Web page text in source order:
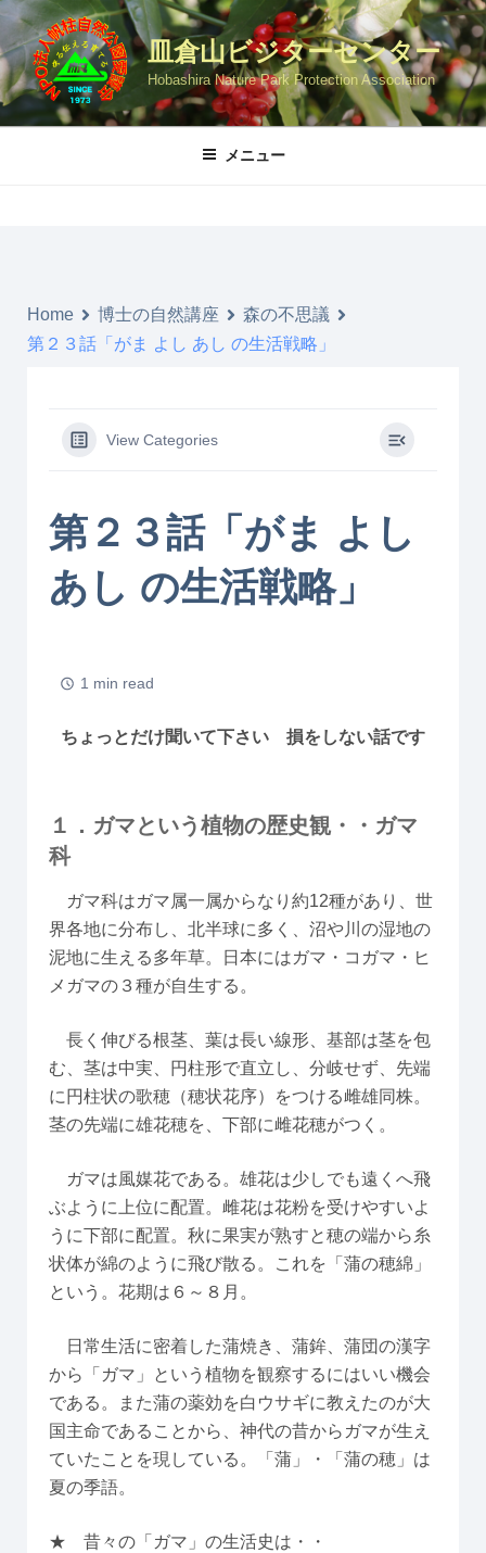
コ
テ
ン
皿倉山ビジターセンター
Hobashira Nature Park Protection Association
メニュー
Home 博士の自然講座
森の不思議
第２３話「がま よし あし の生活戦略」
View Categories
第２３話「がま よし
あし の生活戦略」
1 min read
ちょっとだけ聞いて下さい 損をしない話です
１．ガマという植物の歴史観・・ガマ
科
ガマ科はガマ属一属からなり約12種があり、世
界各地に分布し、北半球に多く、沼や川の湿地の
泥地に生える多年草。日本にはガマ・コガマ・ヒ
メガマの３種が自生する。
長く伸びる根茎、葉は長い線形、基部は茎を包
む、茎は中実、円柱形で直立し、分岐せず、先端
に円柱状の歌穂（穂状花序）をつける雌雄同株。
茎の先端に雄花穂を、下部に雌花穂がつく。
ガマは風媒花である。雄花は少しでも遠くへ飛
ぶように上位に配置。雌花は花粉を受けやすいよ
うに下部に配置。秋に果実が熟すと穂の端から糸
状体が綿のように飛び散る。これを「蒲の穂綿」
という。花期は６～８月。
日常生活に密着した蒲焼き、蒲鉾、蒲団の漢字
から「ガマ」という植物を観察するにはいい機会
である。また蒲の薬効を白ウサギに教えたのが大
国主命であることから、神代の昔からガマが生え
ていたことを現している。「蒲」・「蒲の穂」は
夏の季語。
★ 昔々の「ガマ」の生活史は・・